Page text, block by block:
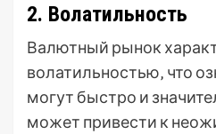
2. Волатильность
Валютный рынок
волатильностью‚ что
могут быстро и
может привести к